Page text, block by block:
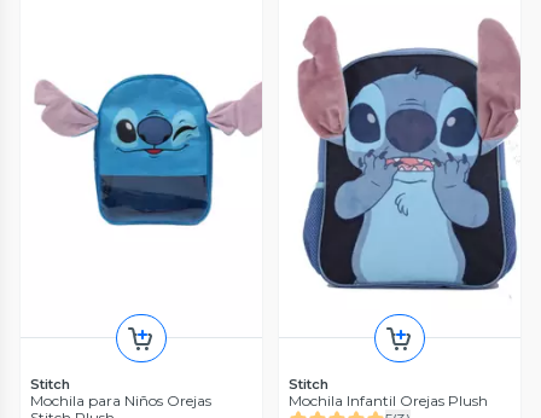
Stitch
Mochila para Niños Orejas
Stitch
Mochila Infantil Orejas Plush